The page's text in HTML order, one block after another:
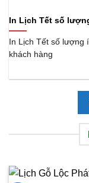
In Lịch Tết số
In Lịch Tết số
khách hàng